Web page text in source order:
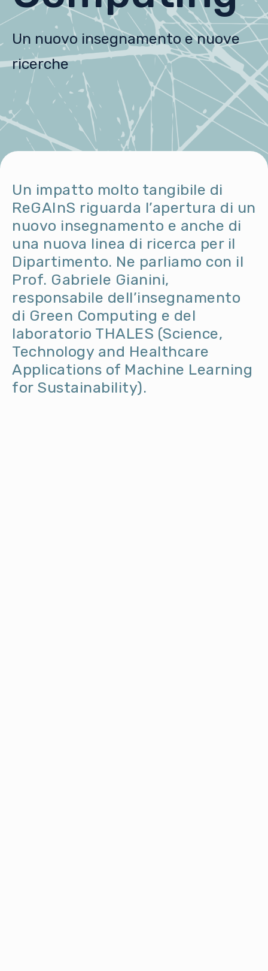
Un nuovo insegnamento e nuove
ricerche
Un impatto molto tangibile di
ReGAInS riguarda l’apertura di un
nuovo insegnamento e anche di
una nuova linea di ricerca per il
Dipartimento. Ne parliamo con il
Prof. Gabriele Gianini,
responsabile dell’insegnamento
di Green Computing e del
laboratorio THALES (Science,
Technology and Healthcare
Applications of Machine Learning
for Sustainability).